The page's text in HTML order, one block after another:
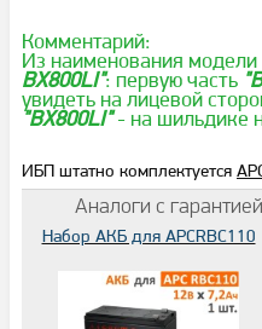
Комментарий:
Из наименования
BX800LI": первую часть
увидеть на лицевой
"BX800LI"- на шильдике
ИБП штатно комплектуется
Аналоги с
Набор АКБ для APCRBC110